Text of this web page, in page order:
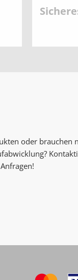
oder brauchen